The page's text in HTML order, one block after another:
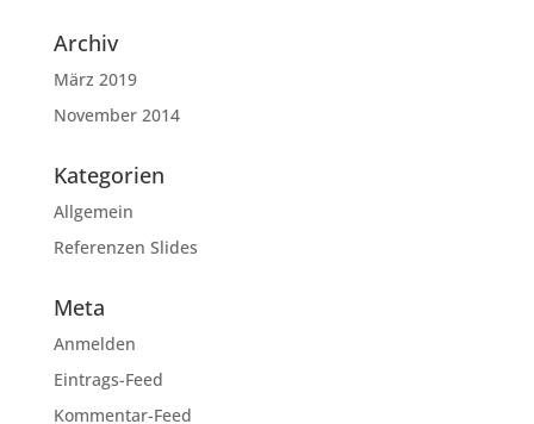
Archiv
März 2019
November 2014
Kategorien
Allgemein
Referenzen Slides
Meta
Anmelden
Eintrags-Feed
Kommentar-Feed